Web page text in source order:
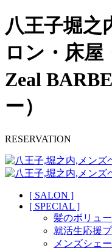
八王子堀之
ロン・床屋
Zeal
ー）
RESERVATION
[ SALON ]
[ SPECIAL ]
髪のボリュ
就活生応援
メンズシェ